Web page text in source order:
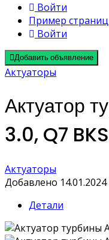
Войти
Пример
Войти
Добавить объявление
Актуаторы
Актуатор
3.0, Q7 BKS
Актуаторы
Добавлено 14.01.2024
Детали